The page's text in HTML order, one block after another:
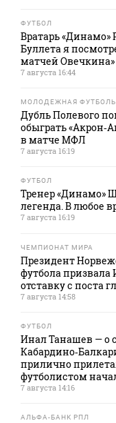
ФУТБОЛ
Вратарь «Динамо»
Буллета я
матчей Овечкина»
7 августа 16:44
МОЛОДЕЖНАЯ
Дубль Полевого
обыграть
в матче МФЛ
7 августа 16:19
ФУТБОЛ
Тренер «Динамо»
легенда. В любое
7 августа 16:19
ЧЕМПИОНАТ МИРА
Президент
футбола
отставку с поста
7 августа 14:58
ФУТБОЛ
Инал Танашев — о
прилично
футболистом
7 августа 14:16
АЛЬФА-БАНК РПЛ